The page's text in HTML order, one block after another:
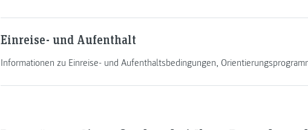
Einreise- und Aufenthalt
Informationen zu Einreise- und Aufenthaltsbedingungen,